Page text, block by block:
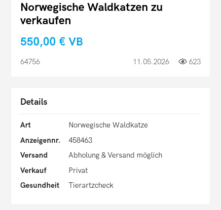
Norwegische Waldkatzen zu
verkaufen
550,00 € VB
64756 11.05.2026 623
Details
Art
Norwegische Waldkatze
Anzeigennr.
458463
Versand
Abholung & Versand möglich
Verkauf
Privat
Gesundheit
Tierartzcheck